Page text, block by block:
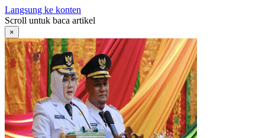
Langsung ke konten
Scroll untuk baca artikel
×